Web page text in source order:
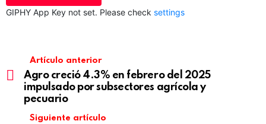
GIPHY App Key not set. Please check settings
Artículo anterior
Agro creció 4.3% en febrero del 2025
impulsado por subsectores agrícola y
pecuario
Siguiente artículo